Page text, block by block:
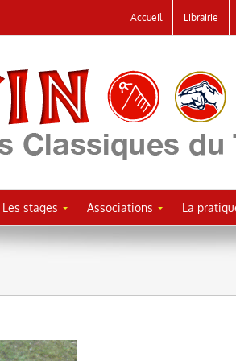
Accueil Librairie
Les stages Associations La